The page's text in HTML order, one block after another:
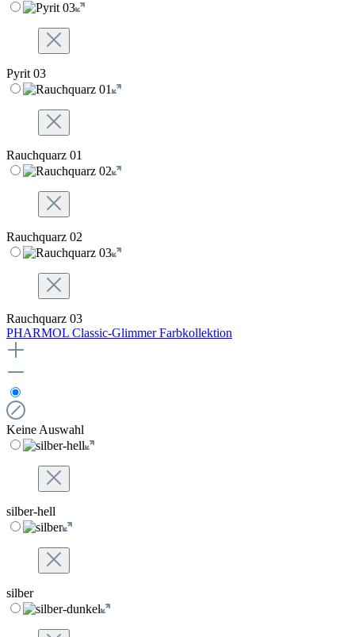
Pyrit 03
Rauchquarz 01
Rauchquarz 02
Rauchquarz 03
PHARMOL Classic-Glimmer Farbkollektion
Keine Auswahl
silber-hell
silber